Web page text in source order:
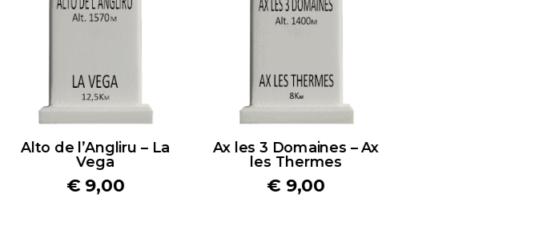
Alto de l’Angliru – La
Vega
€9,00
Ax les 3 Domaines – Ax
les Thermes
€ 9,00